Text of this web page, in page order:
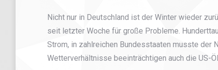
Nicht nur in Deutschland ist der Winter wieder
seit letzter Woche für große Probleme.
Strom, in zahlreichen Bundesstaaten musste der
Wetterverhältnisse beeinträchtigen auch die US-